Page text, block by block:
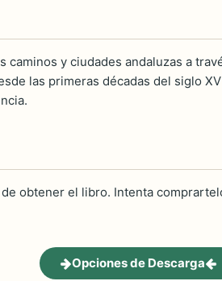
caminos y ciudades andaluzas a
las primeras décadas del siglo
obtener el libro. Intenta
Opciones de Descarga